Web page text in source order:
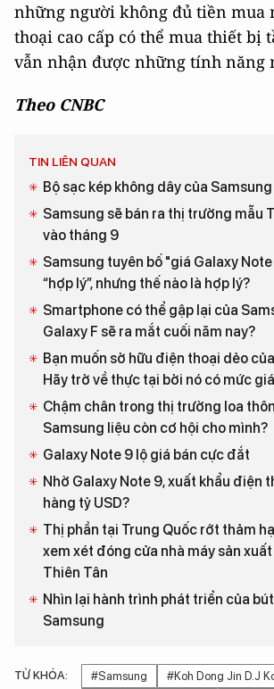
những người không đủ tiền mua
thoại cao cấp có thể mua thiết bị
vẫn nhận được những tính năng
Theo CNBC
TIN LIÊN QUAN
Bộ sạc kép không dây của
Samsung sẽ bán ra thị trường mẫu
vào tháng 9
Samsung tuyên bố "giá Galaxy
“hợp lý”, nhưng thế nào là hợp lý?
Smartphone có thể gập lại của
Galaxy F sẽ ra mắt cuối năm nay?
Bạn muốn sở hữu điện thoại dẻo
Hãy trở về thực tại bởi nó có mức
Chậm chân trong thị trường loa
Samsung liệu còn cơ hội cho mình?
Galaxy Note 9 lộ giá bán cực đắt
Nhờ Galaxy Note 9, xuất khẩu điện
hàng tỷ USD?
Thị phần tại Trung Quốc rớt thảm
xem xét đóng cửa nhà máy sản
Thiên Tân
Nhìn lại hành trình phát triển của
Samsung
TỪ KHÓA: #Samsung #Koh Dong Jin D.J